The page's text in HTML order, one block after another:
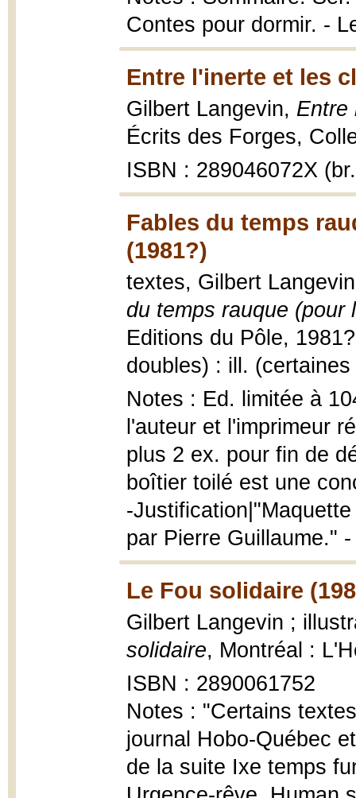
Contes pour dormir. -
Entre l'inerte et les
Gilbert Langevin, Entre
Écrits des Forges,
ISBN : 289046072X
Fables du temps
(1981?)
textes, Gilbert
du temps rauque (pour
Editions du Pôle,
doubles) : ill.
Notes : Ed. limitée à
l'auteur et l'imprimeur
plus 2 ex. pour fin de
boîtier toilé est une
-
par Pierre Guillaume."
Le Fou solidaire
Gilbert Langevin ;
solidaire, Montréal :
ISBN : 2890061752
Notes : "Certains
journal Hobo-Québec
de la suite Ixe temps